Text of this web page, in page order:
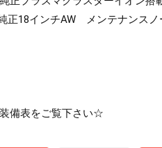
正18インチAW メンテナンスノ
備表をご覧下さい☆